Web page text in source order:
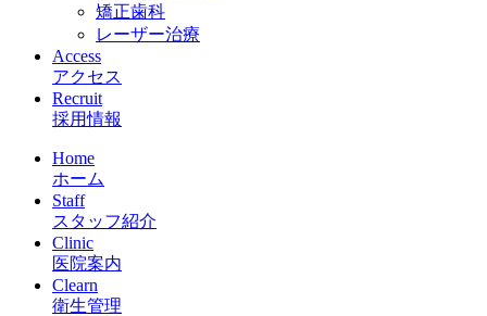
矯正歯科
レーザー治療
Access
アクセス
Recruit
採用情報
Home
ホーム
Staff
スタッフ紹介
Clinic
医院案内
Clearn
衛生管理